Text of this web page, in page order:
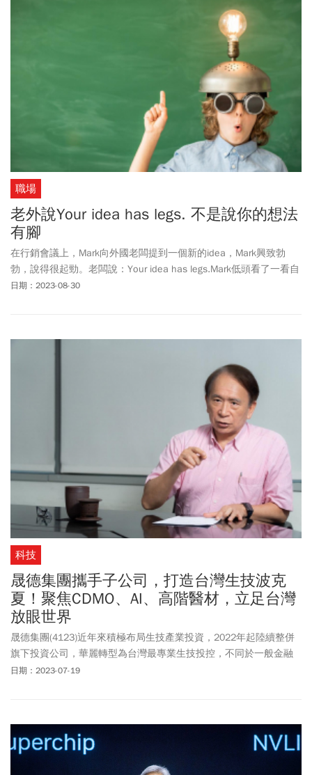
職場
老外說Your idea has legs. 不是說你的想法
有腳
在行銷會議上，Mark向外國老闆提到一個新的idea，Mark興致勃
勃，說得很起勁。老闆說：Your idea has legs.Mark低頭看了一看自
己的腿，Idea有腿？是甚麼意思？難道是說這想法不可靠，稍縱即
日期：2023-08-30
科技
晟德集團攜手子公司，打造台灣生技波克
夏！聚焦CDMO、AI、高階醫材，立足台灣
放眼世界
晟德集團(4123)近年來積極布局生技產業投資，2022年起陸續整併
旗下投資公司，華麗轉型為台灣最專業生技投控，不同於一般金融
投資控股公司，晟德以策略投資為主，以核心發展事業為主軸，縱
基礎，築夢踏實。晟德集團總裁林榮錦表示，無論是資金或資源，
台灣生技產業都無法與國際級大藥廠拚比，但台灣擁有得天獨厚的
人才與技術，極有潛力在利基市場創造世界前三的獨角獸企業，晟
日期：2023-07-19